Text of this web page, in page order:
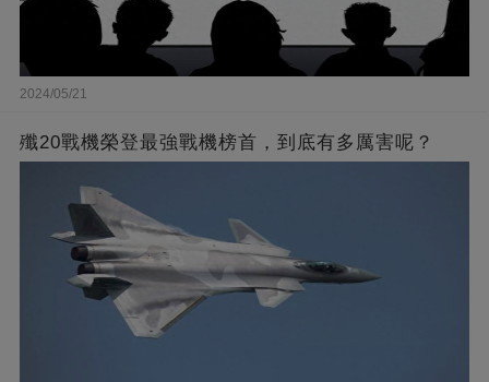
2024/05/21
殲20戰機榮登最強戰機榜首，到底有多厲害呢？